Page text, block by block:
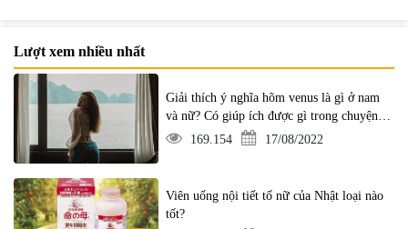
Lượt xem nhiều nhất
Giải thích ý nghĩa hõm venus là gì ở nam
và nữ? Có giúp ích được gì trong chuyện ấy
không?169.154 17/08/2022
Viên uống nội tiết tố nữ của Nhật loại nào
tốt?